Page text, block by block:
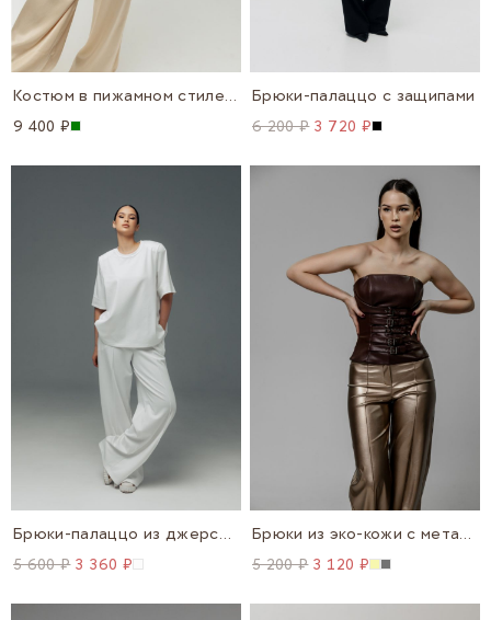
Костюм в пижамном стиле с кантами
9 400 ₽
Брюки-палаццо с защипами
6 200 ₽ 3 720 ₽
Брюки-палаццо из джерси с трусиками в комплекте
5 600 ₽ 3 360 ₽
Брюки из эко-кожи с металлическим эффектом
5 200 ₽ 3 120 ₽